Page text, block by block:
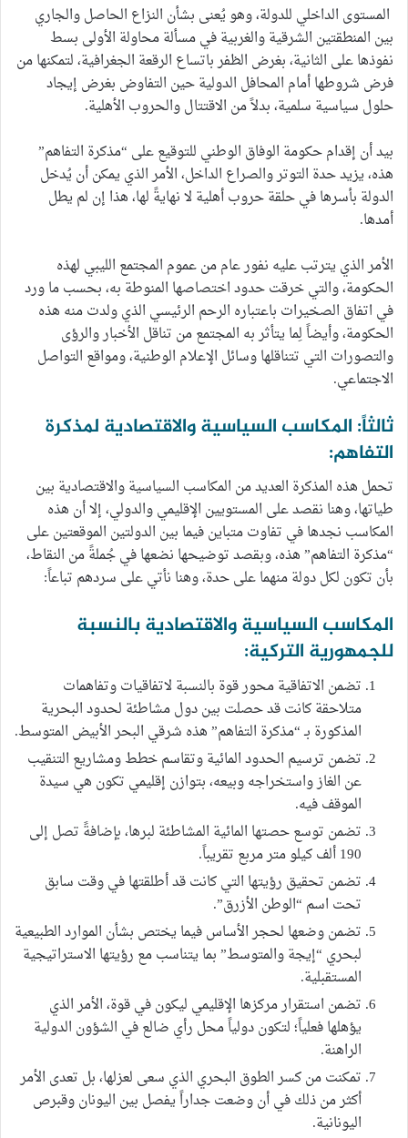
المستوى الداخلي للدولة، وهو يُعنى بشأن النزاع الحاصل والجاري
بين المنطقتين الشرقية والغربية في مسألة محاولة الأولى بسط
نفوذها على الثانية، بغرض الظفر باتساع الرقعة الجغرافية، لتمكنها من
فرض شروطها أمام المحافل الدولية حين التفاوض بغرض إيجاد
حلول سياسية سلمية، بدلاً من الاقتتال والحروب الأهلية.
بيد أن إقدام حكومة الوفاق الوطني للتوقيع على “مذكرة التفاهم”
هذه، يزيد حدة التوتر والصراع الداخل، الأمر الذي يمكن أن يُدخل
الدولة بأسرها في حلقة حروب أهلية لا نهايةً لها، هذا إن لم يطل
أمدها.
الأمر الذي يترتب عليه نفور عام من عموم المجتمع الليبي لهذه
الحكومة، والتي خرقت حدود اختصاصها المنوطة به، بحسب ما ورد
في اتفاق الصخيرات باعتباره الرحم الرئيسي الذي ولدت منه هذه
الحكومة، وأيضاً لِما يتأثر به المجتمع من تناقل الأخبار والرؤى
والتصورات التي تتناقلها وسائل الإعلام الوطنية، ومواقع التواصل
الاجتماعي.
ثالثاً: المكاسب السياسية والاقتصادية لمذكرة
التفاهم:
تحمل هذه المذكرة العديد من المكاسب السياسية والاقتصادية بين
طياتها، وهنا نقصد على المستويين الإقليمي والدولي، إلا أن هذه
المكاسب نجدها في تفاوت متباين فيما بين الدولتين الموقعتين على
“مذكرة التفاهم” هذه، وبقصد توضيحها نضعها في جُملةً من النقاط،
بأن تكون لكل دولة منهما على حدة، وهنا نأتي على سردهم تباعاً:
المكاسب السياسية والاقتصادية بالنسبة
للجمهورية التركية:
تضمن الاتفاقية محور قوة بالنسبة لاتفاقيات وتفاهمات
متلاحقة كانت قد حصلت بين دول مشاطئة لحدود البحرية
المذكورة بـ “مذكرة التفاهم” هذه شرقي البحر الأبيض المتوسط.
تضمن ترسيم الحدود المائية وتقاسم خطط ومشاريع التنقيب
عن الغاز واستخراجه وبيعه، بتوازن إقليمي تكون هي سيدة
الموقف فيه.
تضمن توسع حصتها المائية المشاطئة لبرها، بإضافةً تصل إلى
190 ألف كيلو متر مربع تقريباً.
تضمن تحقيق رؤيتها التي كانت قد أطلقتها في وقت سابق
تحت اسم “الوطن الأزرق”.
تضمن وضعها لحجر الأساس فيما يختص بشأن الموارد الطبيعية
لبحري “إيجة والمتوسط” بما يتناسب مع رؤيتها الاستراتيجية
المستقبلية.
تضمن استقرار مركزها الإقليمي ليكون في قوة، الأمر الذي
يؤهلها فعلياً؛ لتكون دولياً محل رأي ضالع في الشؤون الدولية
الراهنة.
تمكنت من كسر الطوق البحري الذي سعى لعزلها، بل تعدى الأمر
أكثر من ذلك في أن وضعت جداراً يفصل بين اليونان وقبرص
اليونانية.